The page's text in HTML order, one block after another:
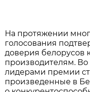
На протяжении
голосования
доверия белорусов
производителям.
лидерами премии
произведенные в